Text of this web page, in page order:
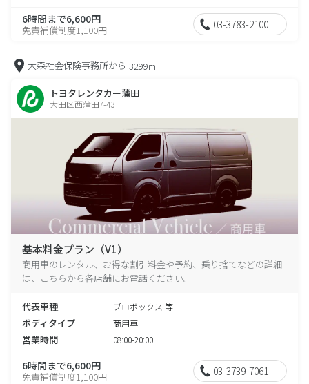
6時間まで6,600円
免責補償制度1,100円 03-3783-2100
大森社会保険事務所から 3299m
トヨタレンタカー蒲田
大田区西蒲田7-43
基本料金プラン（V1）
商用車のレンタル、お得な割引料金や予約、乗り捨てなどの詳細
は、こちらから各店舗にお電話ください。
代表車種 プロボックス 等
ボディタイプ 商用車
営業時間 08:00-20:00
6時間まで6,600円
免責補償制度1,100円 03-3739-7061